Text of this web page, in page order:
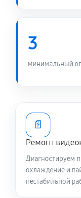
3
минимальный
📄
Ремонт
Диагностируем
охлаждение и
нестабильной